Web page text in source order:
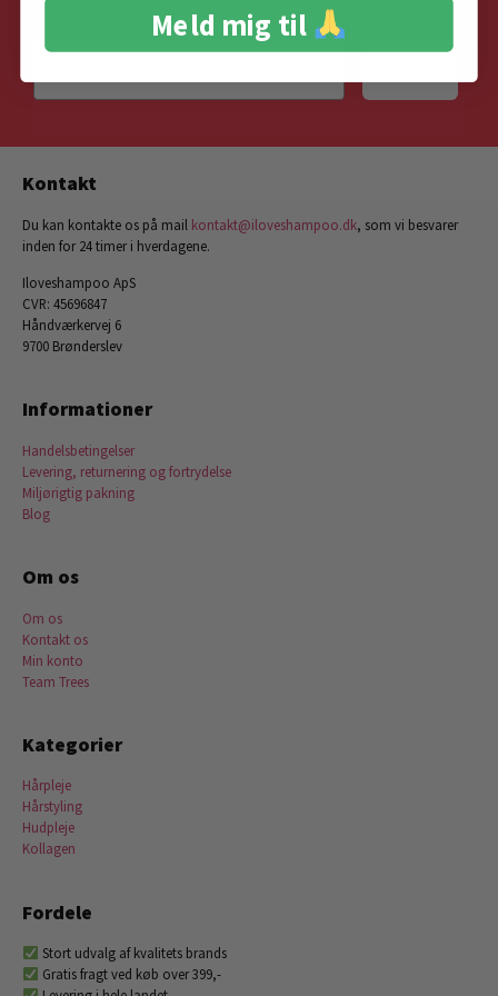
Kontakt
Du kan kontakte os på mail kontakt@iloveshampoo.dk, som vi besvarer
inden for 24 timer i hverdagene.
Iloveshampoo ApS
CVR: 45696847
Håndværkervej 6
9700 Brønderslev
Informationer
Handelsbetingelser
Levering, returnering og fortrydelse
Miljørigtig pakning
Blog
Om os
Om os
Kontakt os
Min konto
Team Trees
Kategorier
Hårpleje
Hårstyling
Hudpleje
Kollagen
Fordele
Stort udvalg af kvalitets brands
Gratis fragt ved køb over 399,-
Meld mig til